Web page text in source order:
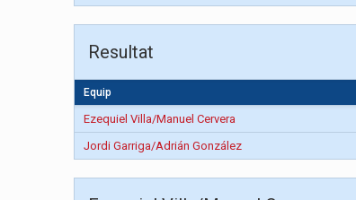
Resultat
Equip
Ezequiel Villa/Manuel Cervera
Jordi Garriga/Adrián González